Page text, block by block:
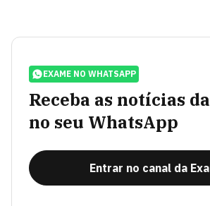
EXAME NO WHATSAPP
Receba as notícias
no seu WhatsApp
Entrar no canal da